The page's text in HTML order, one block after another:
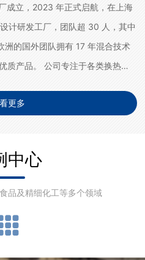
成立，2023 年正式启航，在上海
计研发工厂，团队超 30 人，其中
洲的国外团队拥有 17 年混合技术
注于各类换热器
种类型，核心材料源自欧洲，引进
更多
中心
品及精细化工等多个领域